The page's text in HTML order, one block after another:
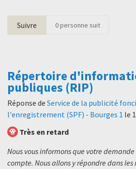
Suivre 0personne suit
Répertoire
publiques (RIP)
Réponse de Service de la publicité
l'enregistrement (SPF) - Bourges 1 le
Très en retard
Nous vous informons que votre
compte. Nous allons y répondre dans